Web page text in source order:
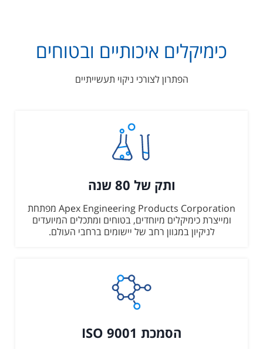
כימיקלים איכותיים ובטוחים
הפתרון לצורכי ניקוי תעשייתיים
ותק של 80 שנה
Apex Engineering Products Corporation מפתחת
ומייצרת כימיקלים מיוחדים, בטוחים ומתכלים המיועדים
לניקיון במגוון רחב של יישומים ברחבי העולם.
הסמכת ISO 9001